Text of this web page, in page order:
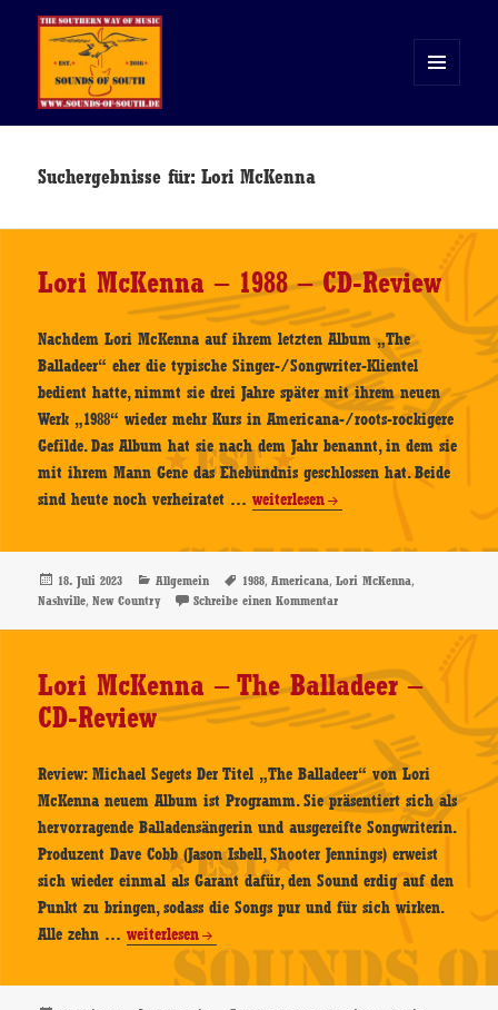
WIDGETS
Suchergebnisse für: Lori McKenna
Lori McKenna – 1988 – CD-Review
Nachdem Lori McKenna auf ihrem letzten Album „The
Balladeer“ eher die typische Singer-/Songwriter-Klientel
bedient hatte, nimmt sie drei Jahre später mit ihrem neuen
Werk „1988“ wieder mehr Kurs in Americana-/roots-rockigere
Gefilde. Das Album hat sie nach dem Jahr benannt, in dem sie
mit ihrem Mann Gene das Ehebündnis geschlossen hat. Beide
sind heute noch verheiratet …Lori
–
1988
–
CD-
weiterlesen
Veröffentlicht
am
18. Juli 2023 Kategorien
Allgemein Schlagwörter
1988,Americana,Lori McKenna,
Nashville,New Country Schreibe einen Kommentarzu Lori McKenna – 1988 –
Lori McKenna – The Balladeer –
CD-Review
Review: Michael Segets Der Titel „The Balladeer“ von Lori
McKenna neuem Album ist Programm. Sie präsentiert sich als
hervorragende Balladensängerin und ausgereifte Songwriterin.
Produzent Dave Cobb (Jason Isbell, Shooter Jennings) erweist
sich wieder einmal als Garant dafür, den Sound erdig auf den
Punkt zu bringen, sodass die Songs pur und für sich wirken.
Alle zehn …Lori
McKenna
–
weiterlesen